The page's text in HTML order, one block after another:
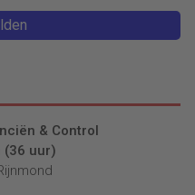
& Control
(36 uur)